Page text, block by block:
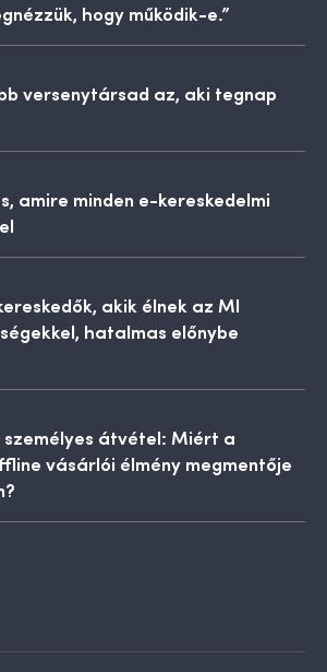
hogy működik-e.”
versenytársad az, aki tegnap
amire minden e-kereskedelmi
akik élnek az MI
hatalmas előnybe
személyes átvétel: Miért a
vásárlói élmény megmentője